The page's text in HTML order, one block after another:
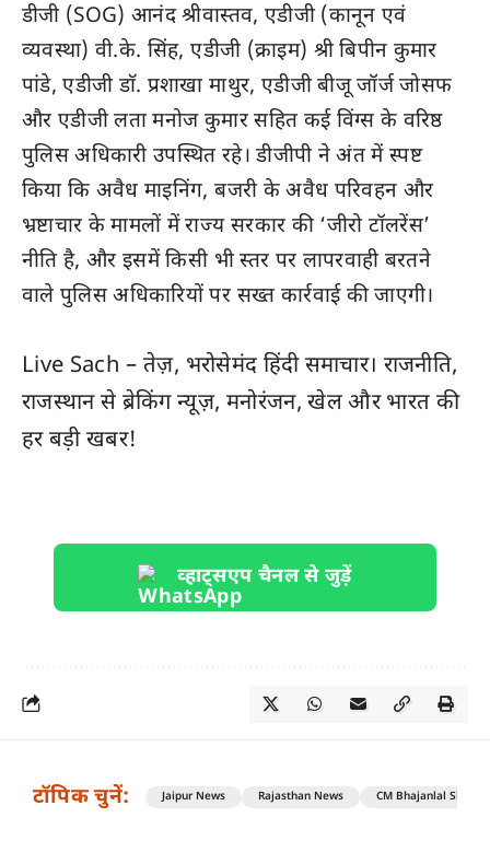
डीजी (SOG) आनंद श्रीवास्तव, एडीजी (कानून एवं
व्यवस्था) वी.के. सिंह, एडीजी (क्राइम) श्री बिपीन कुमार
पांडे, एडीजी डाॅ. प्रशाखा माथुर, एडीजी बीजू जॉर्ज जोसफ
और एडीजी लता मनोज कुमार सहित कई विंग्स के वरिष्ठ
पुलिस अधिकारी उपस्थित रहे। डीजीपी ने अंत में स्पष्ट
किया कि अवैध माइनिंग, बजरी के अवैध परिवहन और
भ्रष्टाचार के मामलों में राज्य सरकार की ‘जीरो टॉलरेंस’
नीति है, और इसमें किसी भी स्तर पर लापरवाही बरतने
वाले पुलिस अधिकारियों पर सख्त कार्रवाई की जाएगी।
Live Sach – तेज़, भरोसेमंद हिंदी समाचार। राजनीति,
राजस्थानसे ब्रेकिंग न्यूज़, मनोरंजन, खेल औरभारत की
हर बड़ी खबर!
व्हाट्सएप चैनल से जुड़ें
टॉपिक चुनें: Jaipur News Rajasthan News CM Bhajanlal